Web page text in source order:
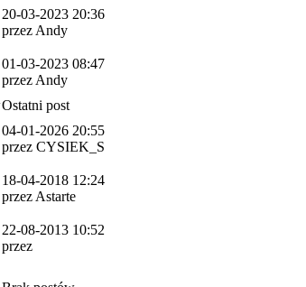
20-03-2023 20:36
przez Andy
01-03-2023 08:47
przez Andy
Ostatni post
04-01-2026 20:55
przez CYSIEK_S
18-04-2018 12:24
przez Astarte
22-08-2013 10:52
przez